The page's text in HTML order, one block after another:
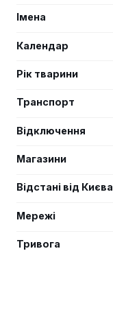
Імена
Календар
Рік тварини
Транспорт
Відключення
Магазини
Відстані від Києва
Мережі
Тривога